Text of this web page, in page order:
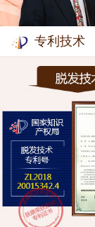
专利技术